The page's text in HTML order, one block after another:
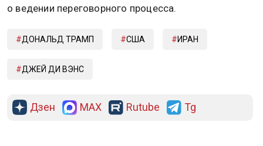
о ведении переговорного процесса.
ДОНАЛЬД ТРАМП США ИРАН
ДЖЕЙ ДИ ВЭНС
Дзен MAX Rutube Tg